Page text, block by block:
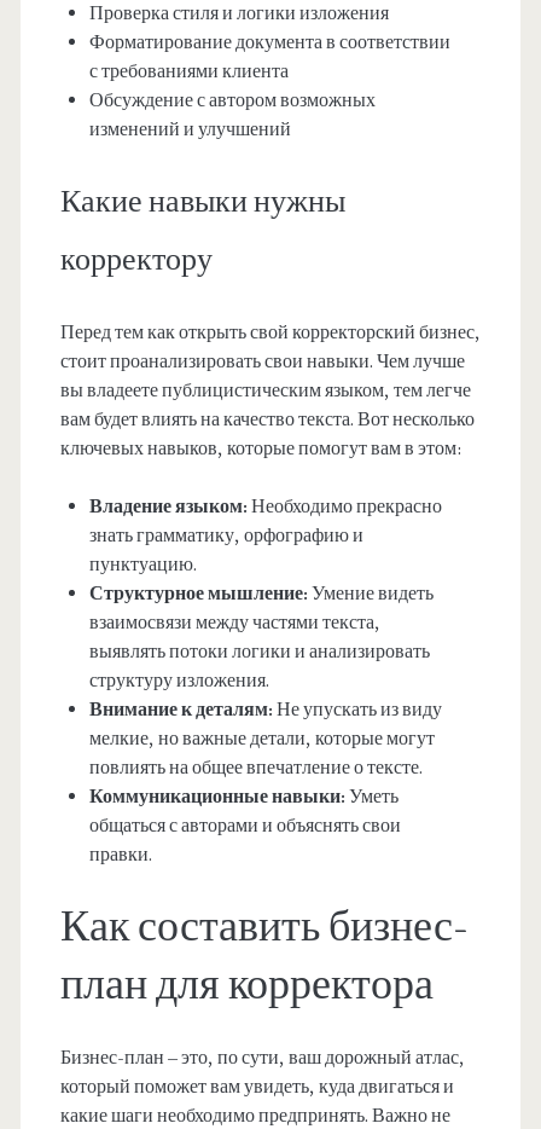
Проверка стиля и логики изложения
Форматирование документа в соответствии
с требованиями клиента
Обсуждение с автором возможных
изменений и улучшений
Какие навыки нужны
корректору
Перед тем как открыть свой корректорский бизнес,
стоит проанализировать свои навыки. Чем лучше
вы владеете публицистическим языком, тем легче
вам будет влиять на качество текста. Вот несколько
ключевых навыков, которые помогут вам в этом:
Владение языком: Необходимо прекрасно
знать грамматику, орфографию и
пунктуацию.
Структурное мышление: Умение видеть
взаимосвязи между частями текста,
выявлять потоки логики и анализировать
структуру изложения.
Внимание к деталям: Не упускать из виду
мелкие, но важные детали, которые могут
повлиять на общее впечатление о тексте.
Коммуникационные навыки: Уметь
общаться с авторами и объяснять свои
правки.
Как составить бизнес-
план для корректора
Бизнес-план – это, по сути, ваш дорожный атлас,
который поможет вам увидеть, куда двигаться и
какие шаги необходимо предпринять. Важно не